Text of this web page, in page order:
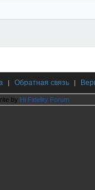
| Обратная связь |
by Hi Fidelity Forum